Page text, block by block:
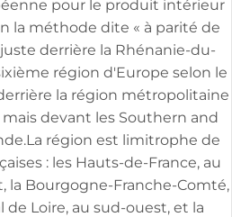
pour le produit intérieur
la méthode dite « à parité de
derrière la Rhénanie-du-
région d'Europe selon le
la région métropolitaine
devant les Southern and
région est limitrophe de
: les Hauts-de-France, au
la Bourgogne-Franche-Comté,
de Loire, au sud-ouest, et la